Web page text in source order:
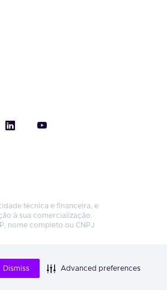
Dismiss Advanced preferences
técnica e financeira, e
à sua comercialização.
nome completo ou CNPJ